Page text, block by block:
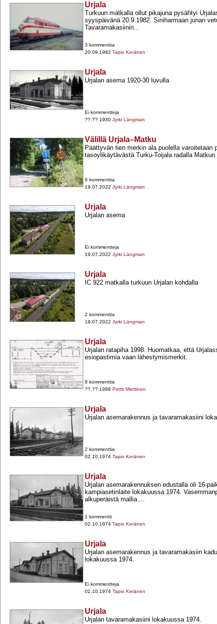
Urjala
Turkuun matkalla ollut pikajuna pysähtyi
syyspäivänä 20.9.1982. Siniharmaan junan
Tavaramakasiinin...
3 kommenttia
20.09.1982 Tapio Keränen
Urjala
Urjalan asema 1920-​30 luvulla
Ei kommentteja
??.??.1930 Jyrki Längman
Välillä Urjala–Matku
Päättyvän tien merkin ala puolella varoitetaan
tasoylikäytävästä Turku-​Toijala radalla
6 kommenttia
19.07.2022 Jyrki Längman
Urjala
Urjalan asema
Ei kommentteja
19.07.2022 Jyrki Längman
Urjala
IC 922 matkalla turkuun Urjalan kohdalla
2 kommenttia
19.07.2022 Jyrki Längman
Urjala
Urjalan ratapiha 1998. Huomatkaa, että
esiopastimia vaan lähestymismerkit.
8 kommenttia
??.??.1998 Pertti Miettinen
Urjala
Urjalan asemarakennus ja tavaramakasiini
2 kommenttia
02.10.1974 Tapio Keränen
Urjala
Urjalan asemarakennuksen edustalla oli 16-​
kampiasetinlaite lokakuussa 1974.
alkuperäistä mallia....
1 kommentti
02.10.1974 Tapio Keränen
Urjala
Urjalan asemarakennus ja tavaramakasiin
lokakuussa 1974.
Ei kommentteja
02.10.1974 Tapio Keränen
Urjala
Urjalan tavaramakasiini lokakuussa 1974.